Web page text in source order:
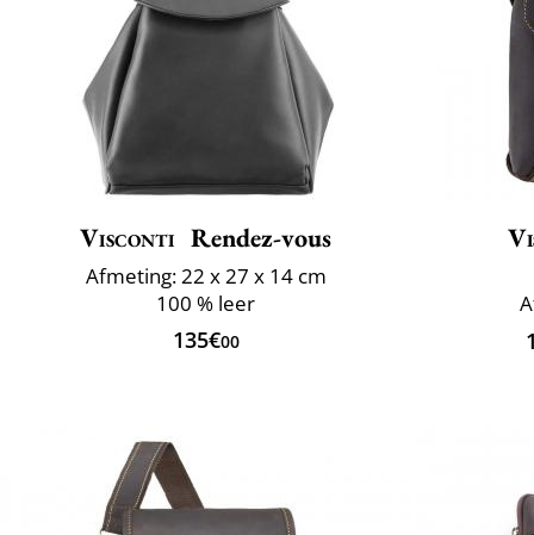
Visconti Rendez-vous
Afmeting: 22 x 27 x 14 cm
100 % leer
135€00